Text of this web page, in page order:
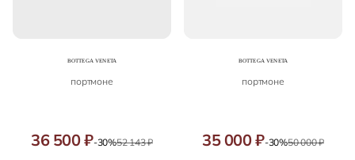
портмоне
36 500 ₽-30%52 143 ₽
портмоне
35 000 ₽-30%50 000 ₽